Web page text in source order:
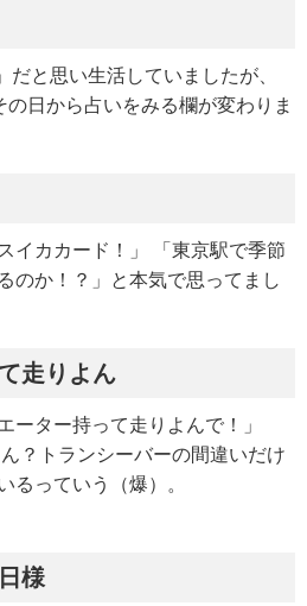
と思い生活していましたが、
日から占いをみる欄が変わりま
イカカード！」 「東京駅で季節
のか！？」と本気で思ってまし
走りよん
ーター持って走りよんで！」
？トランシーバーの間違いだけ
るっていう（爆）。
様